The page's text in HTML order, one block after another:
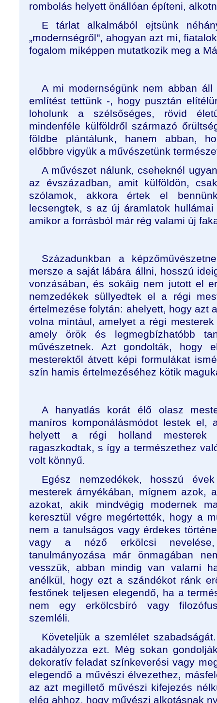
rombolás helyett önállóan építeni,
E tárlat alkalmából ejtsünk
„modernségről", ahogyan azt mi,
fogalom miképpen mutatkozik meg a
A mi modernségünk nem abban
említést tettünk -, hogy pusztán
loholunk a szélsőséges, rövid
mindenféle külföldről származó
földbe plántálunk, hanem abban,
előbbre vigyük a művészetünk
A művészet nálunk, cseheknél
az évszázadban, amit külföldön,
szólamok, akkora értek el
lecsengtek, s az új áramlatok
amikor a forrásból már rég valami új
Századunkban a
mersze a saját lábára állni, hosszú
vonzásában, és sokáig nem jutott el
nemzedékek süllyedtek el a régi
értelmezése folytán: ahelyett, hogy azt
volna mintául, amelyet a régi
amely örök és legmegbízhatóbb
művészetnek. Azt gondolták, hogy
mesterektől átvett képi formulákat
szín hamis értelmezéséhez kötik
A hanyatlás korát élő olasz
maníros komponálásmódot lestek el,
helyett a régi holland mesterek
ragaszkodtak, s így a természethez
volt könnyű.
Egész nemzedékek, hosszú
mesterek árnyékában, mígnem azok,
azokat, akik mindvégig modernek
keresztül végre megértették, hogy a
nem a tanulságos vagy érdekes
vagy a néző erkölcsi
tanulmányozása már önmagában
vesszük, abban mindig van valami
anélkül, hogy ezt a szándékot ránk
festőnek teljesen elegendő, ha a
nem egy erkölcsbíró vagy
szemléli.
Követeljük a szemlélet
akadályozza ezt. Még sokan
dekoratív feladat színkeverési vagy
elegendő a művészi élvezethez,
az azt megillető művészi kifejezés
elég ahhoz, hogy művészi alkotásnak